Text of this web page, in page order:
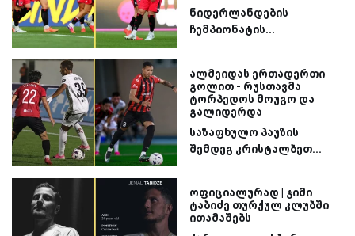
ნიდერლანდების
ჩემპიონატის...
ალმეიდას ერთადერთი
გოლით - რუსთავმა
ტორპედოს მოუგო და
გალიდერდა
საზაფხულო პაუზის
შემდეგ კრისტალბეთ...
ოფიციალურად | ჯიმი
ტაბიძე თურქულ კლუბში
ითამაშებს